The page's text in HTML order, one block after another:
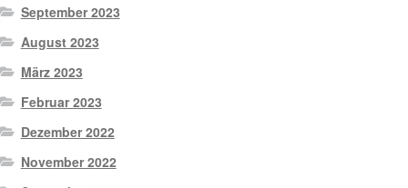
September 2023
August 2023
März 2023
Februar 2023
Dezember 2022
November 2022